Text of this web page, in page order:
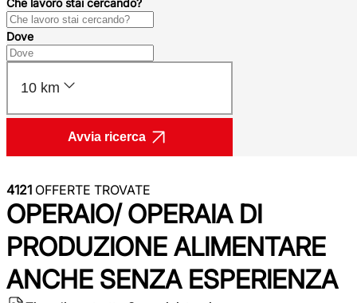
Che lavoro stai cercando?
Dove
10 km
Avvia ricerca
4121 OFFERTE TROVATE
OPERAIO/ OPERAIA DI
PRODUZIONE ALIMENTARE
ANCHE SENZA ESPERIENZA